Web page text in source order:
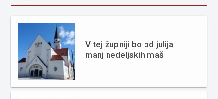
V tej župniji bo od julija
manj nedeljskih maš